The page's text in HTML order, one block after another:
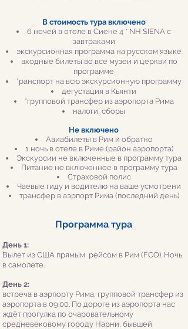
В стоимость тура включено
6 ночей в отеле в Сиене 4 * NH SIENA с
завтраками
экскурсионная программа на русском языке
входные билеты во все музеи и церкви по
программе
*ранспорт на всю экскурсионную программу
дегустация в Кьянти
*групповой трансфер из аэропорта Рима
налоги, сборы
Не включено
Авиабилеты в Рим и обратно
1 ночь в отеле в Риме (район аэропорта)
Экскурсии не включенные в программу тура
Питание не включенное в программу тура
Страховой полис
Чаевые гиду и водителю на ваше усмотрени
трансфер в аэрпорт Рима (последний день)
Программа тура
День 1:
Вылет из США прямым рейсом в Рим (FCO). Ночь
в самолете.
День 2:
встреча в аэрпорту Рима, групповой трансфер из
аэропорта в 09.00. По дороге из аэропорта нас
ждёт прогулка по очаровательному
средневековому городу Нарни, бывшей